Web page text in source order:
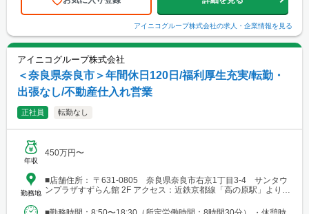
アイニコグループ株式会社の求人・企業情報を見る
アイニコグループ株式会社
＜奈良県奈良市＞年間休日120日/福利厚生充実/転勤・
出張なし/不動産仕入れ営業
正社員 転勤なし
年収
450万円〜
勤務地
■店舗住所： 〒631-0805 奈良県奈良市右京1丁目3-4 サンタウ
ンプラザすずらん館 2F アクセス：近鉄京都線「高の原駅」より徒